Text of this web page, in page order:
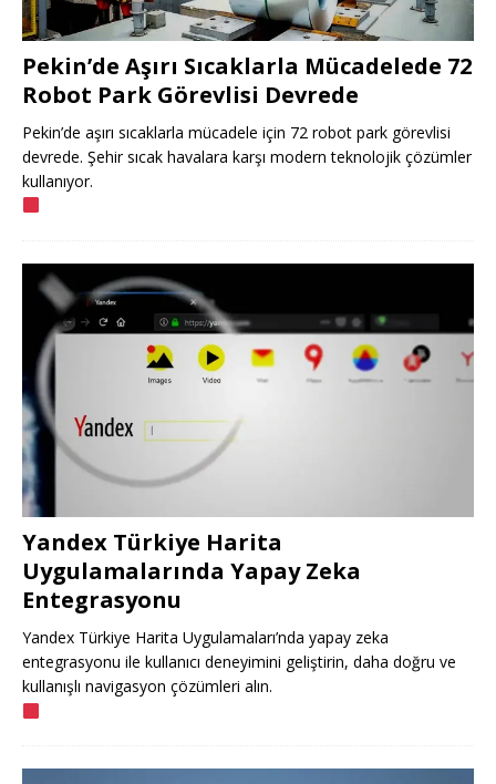
Pekin’de Aşırı Sıcaklarla Mücadelede 72
Robot Park Görevlisi Devrede
Pekin’de aşırı sıcaklarla mücadele için 72 robot park görevlisi
devrede. Şehir sıcak havalara karşı modern teknolojik çözümler
kullanıyor.
Yandex Türkiye Harita
Uygulamalarında Yapay Zeka
Entegrasyonu
Yandex Türkiye Harita Uygulamaları’nda yapay zeka
entegrasyonu ile kullanıcı deneyimini geliştirin, daha doğru ve
kullanışlı navigasyon çözümleri alın.